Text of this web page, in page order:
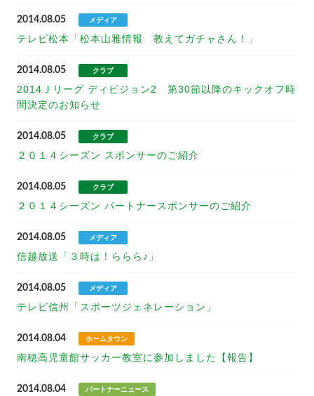
2014.08.05 メディア
テレビ松本「松本山雅情報 教えてガチャさん！」
2014.08.05 クラブ
2014Ｊリーグ ディビジョン2 第30節以降のキックオフ時
間決定のお知らせ
2014.08.05 クラブ
２０１４シーズン スポンサーのご紹介
2014.08.05 クラブ
２０１４シーズン パートナースポンサーのご紹介
2014.08.05 メディア
信越放送「３時は！ららら♪」
2014.08.05 メディア
テレビ信州「スポーツジェネレーション」
2014.08.04 ホームタウン
南穂高児童館サッカー教室に参加しました【報告】
2014.08.04 パートナーニュース